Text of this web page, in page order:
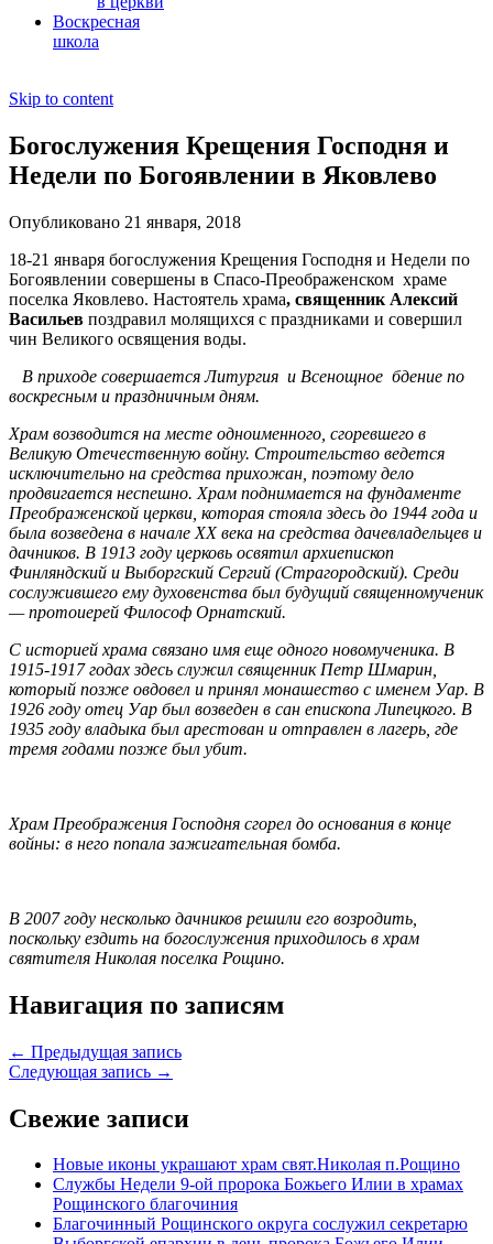
Воскресная
школа
Skip to content
Богослужения Крещения Господня и
Недели по Богоявлении в Яковлево
Опубликовано 21 января, 2018
18-21 января богослужения Крещения Господня и Недели по
Богоявлении совершены в Спасо-Преображенском храме
поселка Яковлево. Настоятель храма, священник Алексий
Васильев поздравил молящихся с праздниками и совершил
чин Великого освящения воды.
В приходе совершается Литургия и Всенощное бдение по
воскресным и праздничным дням.
Храм возводится на месте одноименного, сгоревшего в
Великую Отечественную войну. Строительство ведется
исключительно на средства прихожан, поэтому дело
продвигается неспешно. Храм поднимается на фундаменте
Преображенской церкви, которая стояла здесь до 1944 года и
была возведена в начале XX века на средства дачевладельцев и
дачников. В 1913 году церковь освятил архиепископ
Финляндский и Выборгский Сергий (Страгородский). Среди
сослужившего ему духовенства был будущий священномученик
— протоиерей Философ Орнатский.
С историей храма связано имя еще одного новомученика. В
1915-1917 годах здесь служил священник Петр Шмарин,
который позже овдовел и принял монашество с именем Уар. В
1926 году отец Уар был возведен в сан епископа Липецкого. В
1935 году владыка был арестован и отправлен в лагерь, где
тремя годами позже был убит.
Храм Преображения Господня сгорел до основания в конце
войны: в него попала зажигательная бомба.
В 2007 году несколько дачников решили его возродить,
поскольку ездить на богослужения приходилось в храм
святителя Николая поселка Рощино.
Навигация по записям
← Предыдущая запись
Следующая запись →
Свежие записи
Новые иконы украшают храм свят.Николая п.Рощино
Службы Недели 9-ой пророка Божьего Илии в храмах
Рощинского благочиния
Благочинный Рощинского округа сослужил секретарю